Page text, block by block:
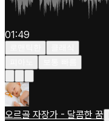
01:49
오르골 자장가 - 달콤한 꿈